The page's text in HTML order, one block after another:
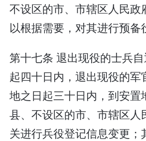
不设区的市、市辖区人民政
以根据需要，对其进行预备
第十七条 退出现役的士兵
起四十日内，退出现役的军
地之日起三十日内，到安置
县、不设区的市、市辖区人
关进行兵役登记信息变更；